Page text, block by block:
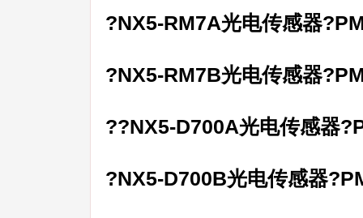
?NX5-RM7A光电传感器
?NX5-RM7B光电传感器
??NX5-D700A光电传感器
?NX5-D700B光电传感器